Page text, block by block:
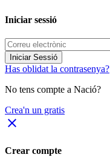
Iniciar sessió
Iniciar Sessió
Has oblidat la contrasenya?
No tens compte a Nació?
Crea'n un gratis
close
Crear compte